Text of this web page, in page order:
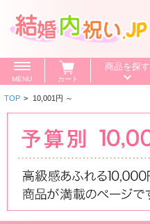
MENU カート
商品を探す
価格で探す
～2,000円
～5,000円
BOXセット
特選ギフト
カタログギフト
TOP > 10,001円 ～